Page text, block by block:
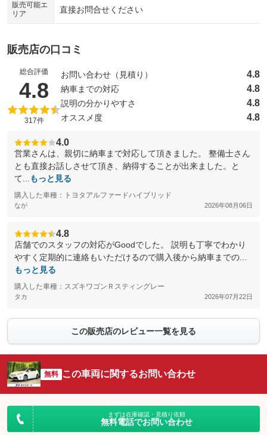
販売可能エ
リア
直接お問合せください
販売店の口コミ
総合評価
4.8 （5点満点中）
317件
お問い合わせ（見積り） 4.8
納車までの対応 4.8
説明の分かりやすさ 4.8
オススメ度 4.8
4.0
営業さんは、親切に納車まで対応して頂きました。 整備士さん
とも直接お話しさせて頂き、納得することが出来ました。と
て...
もっと見る
購入した車種：トヨタアルファードハイブリッド
なが 2026年08月06日
4.8
店舗でのスタッフの対応がGoodでした。 説明も丁寧でわかり
やすく定期的に連絡もいただけるので購入後から納車までの...
もっと見る
購入した車種：スズキワゴンＲスティングレー
タカ 2026年07月22日
この販売店のレビュー一覧を見る
無料 この車両に関するお問い合わせ
まずは在庫確認・見積り依頼
無料電話でお問い合わせ